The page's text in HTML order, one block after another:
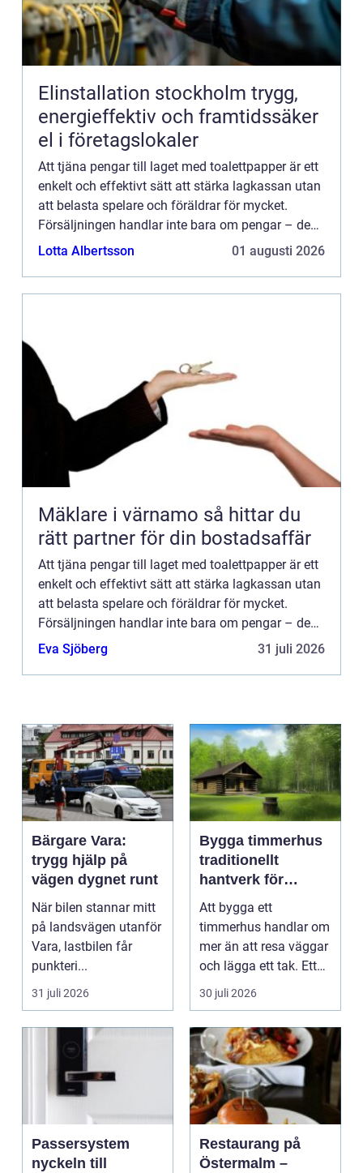
Elinstallation stockholm trygg,
energieffektiv och framtidssäker
el i företagslokaler
Att tjäna pengar till laget med toalettpapper är ett
enkelt och effektivt sätt att stärka lagkassan utan
att belasta spelare och föräldrar för mycket.
Försäljningen handlar inte bara om pengar – den
...
Lotta Albertsson 01 augusti 2026
Mäklare i värnamo så hittar du
rätt partner för din bostadsaffär
Att tjäna pengar till laget med toalettpapper är ett
enkelt och effektivt sätt att stärka lagkassan utan
att belasta spelare och föräldrar för mycket.
Försäljningen handlar inte bara om pengar – den
...
Eva Sjöberg 31 juli 2026
Bärgare Vara:
trygg hjälp på
vägen dygnet runt
När bilen stannar mitt
på landsvägen utanför
Vara, lastbilen får
punkteri...
31 juli 2026
Bygga timmerhus
traditionellt
hantverk för
moderna behov
Att bygga ett
timmerhus handlar om
mer än att resa väggar
och lägga ett tak. Ett
timmerhus är ett lå...
30 juli 2026
Passersystem
nyckeln till
Restaurang på
Östermalm –